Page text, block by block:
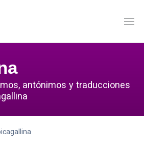
antónimos y traducciones